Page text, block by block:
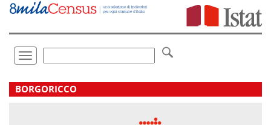
Vai
direttamente
Toggle
navigation
.
BORGORICCO